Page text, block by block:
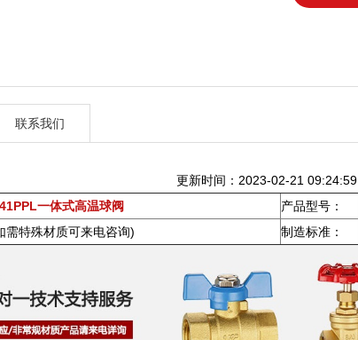
联系我们
更新时间：2023-02-21 09:24:59
一体式高温球阀 产品型号：
需特殊材质可来电咨询) 制造标准：